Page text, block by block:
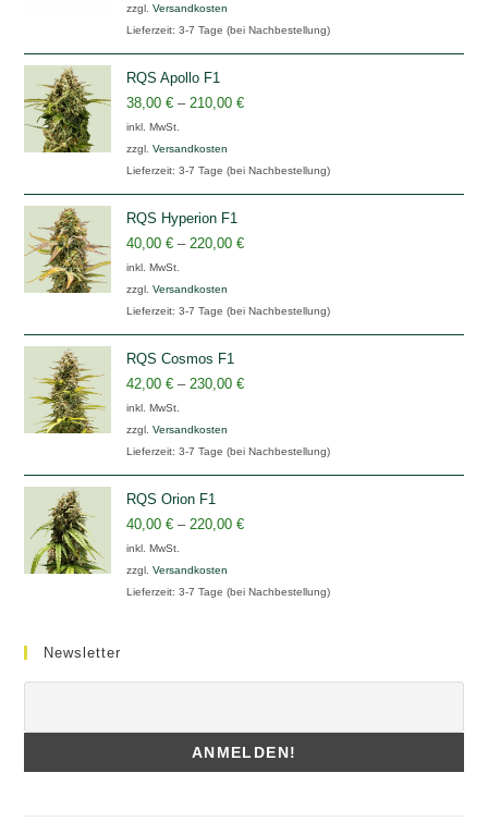
zzgl.Versandkosten
Lieferzeit:3-7 Tage (bei Nachbestellung)
RQS Apollo F1
38,00€ – 210,00€
inkl. MwSt.
zzgl.Versandkosten
Lieferzeit:3-7 Tage (bei Nachbestellung)
RQS Hyperion F1
40,00€ – 220,00€
inkl. MwSt.
zzgl.Versandkosten
Lieferzeit:3-7 Tage (bei Nachbestellung)
RQS Cosmos F1
42,00€ – 230,00€
inkl. MwSt.
zzgl.Versandkosten
Lieferzeit:3-7 Tage (bei Nachbestellung)
RQS Orion F1
40,00€ – 220,00€
inkl. MwSt.
zzgl.Versandkosten
Lieferzeit:3-7 Tage (bei Nachbestellung)
Newsletter